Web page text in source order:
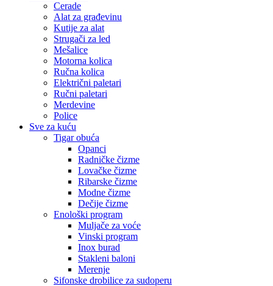
Cerade
Alat za građevinu
Kutije za alat
Strugači za led
Mešalice
Motorna kolica
Ručna kolica
Električni paletari
Ručni paletari
Merdevine
Police
Sve za kuću
Tigar obuća
Opanci
Radničke čizme
Lovačke čizme
Ribarske čizme
Modne čizme
Dečije čizme
Enološki program
Muljače za voće
Vinski program
Inox burad
Stakleni baloni
Merenje
Sifonske drobilice za sudoperu